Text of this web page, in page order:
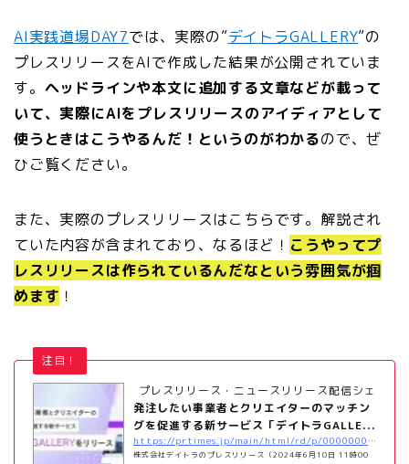
AI実践道場DAY7では、実際の”デイトラGALLERY”の
プレスリリースをAIで作成した結果が公開されていま
す。 ヘッドラインや本文に追加する文章などが載って
いて、実際にAIをプレスリリースのアイディアとして
使うときはこうやるんだ！というのがわかるので、ぜ
ひご覧ください。
また、実際のプレスリリースはこちらです。解説され
ていた内容が含まれており、なるほど！ こうやってプ
レスリリースは作られているんだなという雰囲気が掴
めます ！
プレスリリース・ニュースリリース配信シェア
注目！
発注したい事業者とクリエイターのマッチン
グを促進する新サービス「デイトラGALLE...
https://prtimes.jp/main/html/rd/p/000000048.000050927.html
株式会社デイトラのプレスリリース（2024年6月10日 11時00